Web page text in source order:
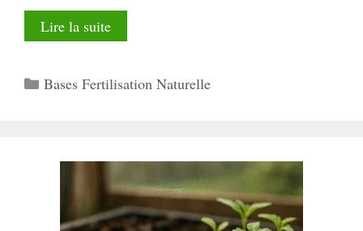
Lire la suite
Catégories
Bases Fertilisation Naturelle